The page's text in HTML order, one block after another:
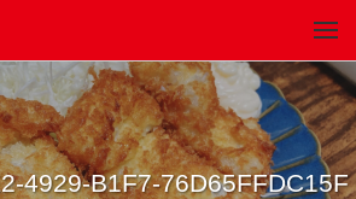
4929-B1F7-76D65FFDC15F